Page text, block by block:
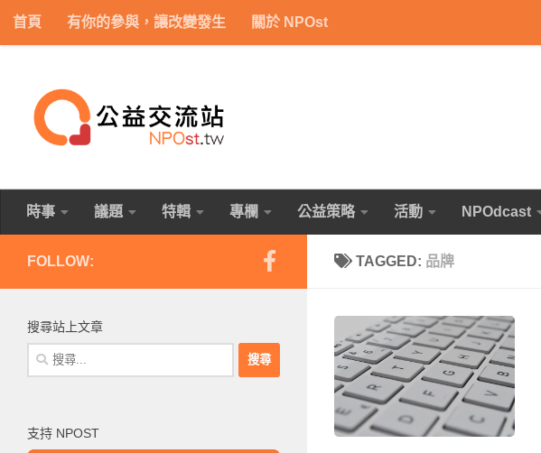
Skip to content
首頁 有你的參與，讓改變發生 關於 NPOst
時事 議題 特輯 專欄 公益策略 活動 NPOdcast
TAGGED: 品牌
FOLLOW:
搜尋站上文章
搜
尋
字:
支持 NPOST